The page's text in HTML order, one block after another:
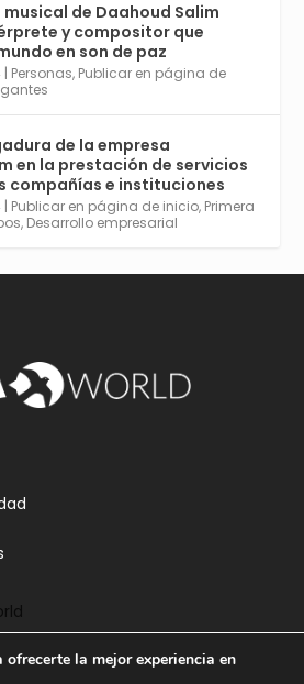
@worldsevilla ·
si vives en Sevilla capital o
gratuito en Internet de las
Artificial y Smart Cities
el 2 de mayo. Dota de gran
Ver y enlace a inscripción:
yu5xhwjr
de Daahoud Salim
y compositor que
en son de paz
| Personas, Publicar en página de
de la empresa
en la prestación de servicios
compañías e instituciones
| Publicar en página de inicio, Primera
, Desarrollo empresarial
la mejor experiencia en